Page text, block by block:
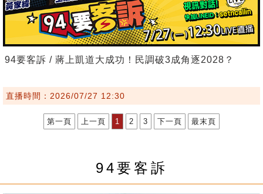
94要客訴 / 蔣上凱道大成功！民調破3成角逐2028？
直播時間：2026/07/27 12:30
第一頁 上一頁 1 2 3 下一頁 最末頁
94要客訴